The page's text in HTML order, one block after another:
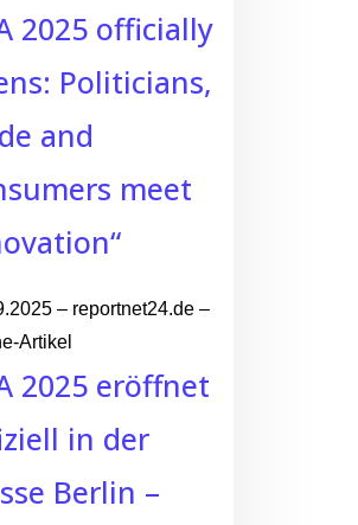
2025 officially
Politicians,
and
meet
– reportnet24.de –
Artikel
2025 eröffnet
in der
Berlin –